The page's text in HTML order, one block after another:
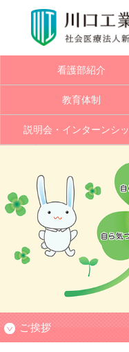
看護部紹介
教育体制
説明会・インターンシ
ご挨拶